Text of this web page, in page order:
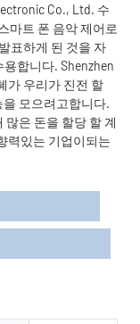
Co., Ltd. 수
마트 폰 음악 제어로
표하게 된 것을 자
합니다. Shenzhen
가 우리가 진전 할
모으려고합니다.
은 돈을 할당 할 계
력있는 기업이되는